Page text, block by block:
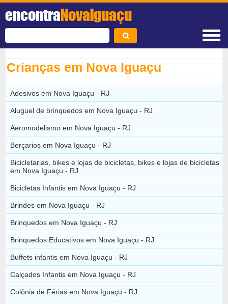
encontraNovaIguaçu
Crianças em Nova Iguaçu
Adesivos em Nova Iguaçu - RJ
Aluguel de brinquedos em Nova Iguaçu - RJ
Aeromodelismo em Nova Iguaçu - RJ
Berçarios em Nova Iguaçu - RJ
Bicicletarias, bikes e lojas de bicicletas, bikes e lojas de bicicletas
em Nova Iguaçu - RJ
Bicicletas Infantis em Nova Iguaçu - RJ
Brindes em Nova Iguaçu - RJ
Brinquedos em Nova Iguaçu - RJ
Brinquedos Educativos em Nova Iguaçu - RJ
Buffets infantis em Nova Iguaçu - RJ
Calçados Infantis em Nova Iguaçu - RJ
Colônia de Férias em Nova Iguaçu - RJ